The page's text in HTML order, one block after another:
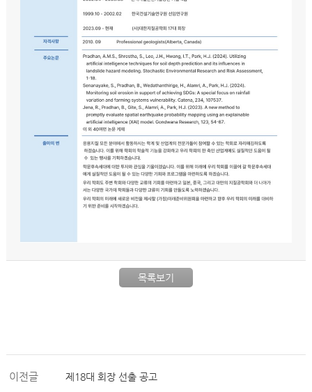
목록보기
이전글 제18대 회장 선출 공고